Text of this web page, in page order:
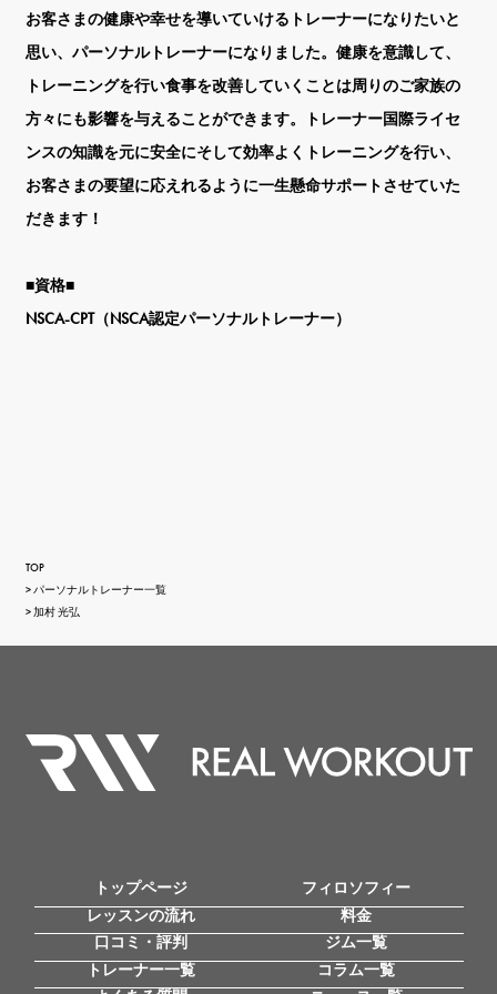
お客さまの健康や幸せを導いていけるトレーナーになりたいと
思い、パーソナルトレーナーになりました。健康を意識して、
トレーニングを行い食事を改善していくことは周りのご家族の
方々にも影響を与えることができます。トレーナー国際ライセ
ンスの知識を元に安全にそして効率よくトレーニングを行い、
お客さまの要望に応えれるように一生懸命サポートさせていた
だきます！
■資格■
NSCA-CPT（NSCA認定パーソナルトレーナー）
TOP
パーソナルトレーナー一覧
加村 光弘
トップページ
フィロソフィー
レッスンの流れ
料金
口コミ・評判
ジム一覧
トレーナー一覧
コラム一覧